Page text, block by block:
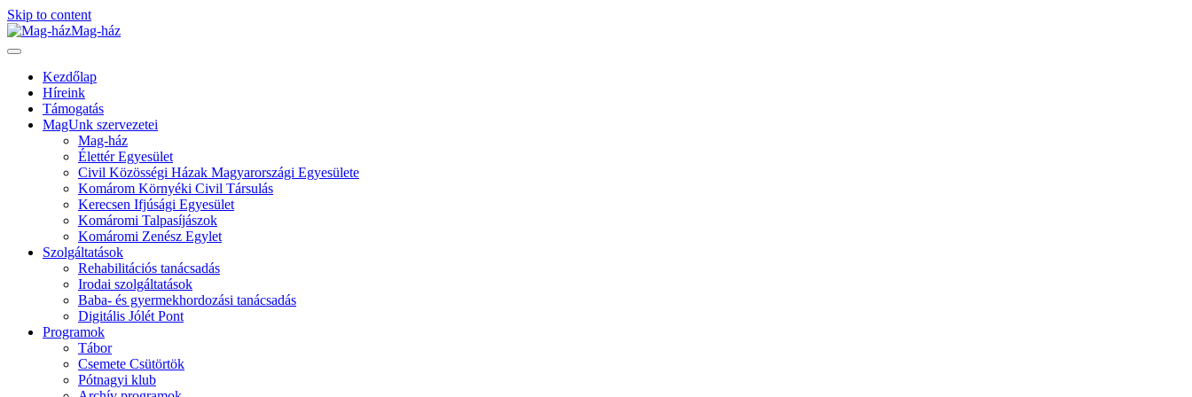
Skip to content
Mag-ház
Kezdőlap
Híreink
Támogatás
MagUnk szervezetei
Mag-ház
Élettér Egyesület
Civil Közösségi Házak Magyarországi Egyesülete
Komárom Környéki Civil Társulás
Kerecsen Ifjúsági Egyesület
Komáromi Talpasíjászok
Komáromi Zenész Egylet
Szolgáltatások
Rehabilitációs tanácsadás
Irodai szolgáltatások
Baba- és gyermekhordozási tanácsadás
Digitális Jólét Pont
Programok
Tábor
Csemete Csütörtök
Pótnagyi klub